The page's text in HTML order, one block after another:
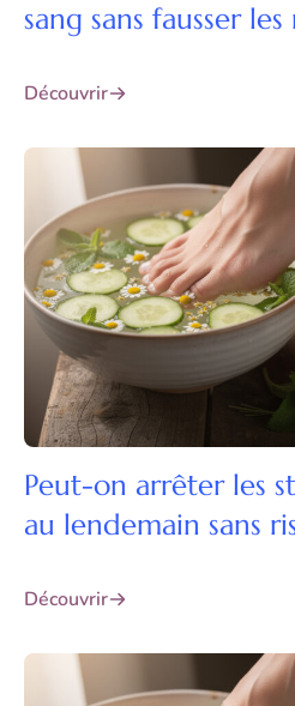
sang sans fausser
Découvrir
Peut-on arrêter les
au lendemain sans
Découvrir